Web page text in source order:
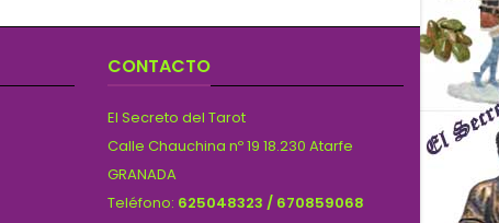
CONTACTO
El Secreto del Tarot
Calle Chauchina nº 19 18.230 Atarfe
GRANADA
Teléfono: 625048323 / 670859068